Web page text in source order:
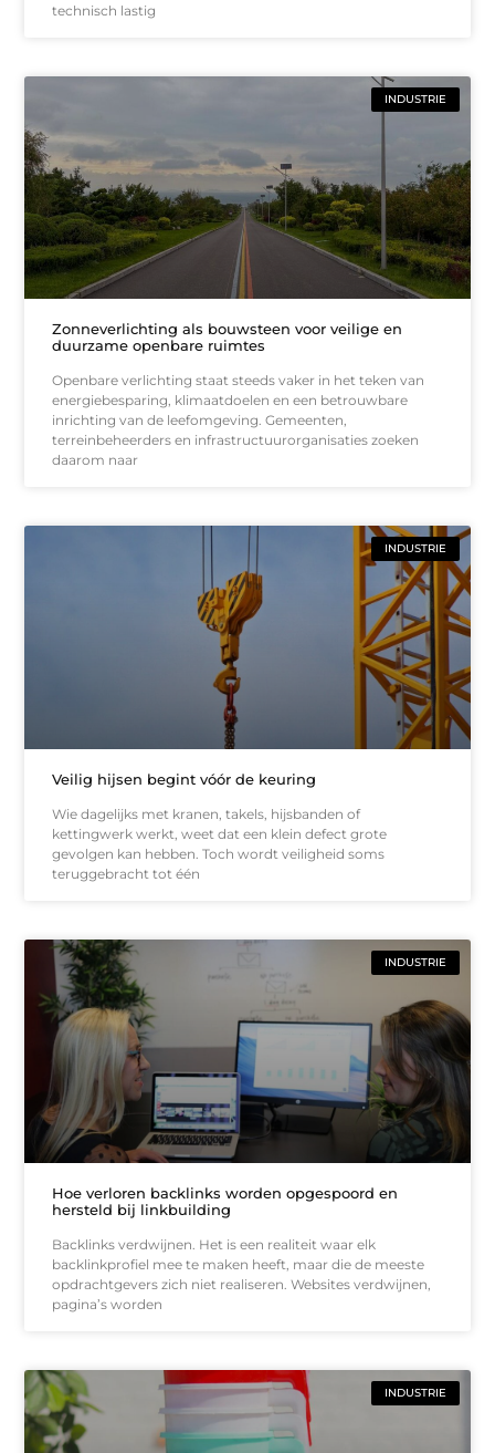
technisch lastig
INDUSTRIE
Zonneverlichting als bouwsteen voor veilige en
duurzame openbare ruimtes
Openbare verlichting staat steeds vaker in het teken van
energiebesparing, klimaatdoelen en een betrouwbare
inrichting van de leefomgeving. Gemeenten,
terreinbeheerders en infrastructuurorganisaties zoeken
daarom naar
INDUSTRIE
Veilig hijsen begint vóór de keuring
Wie dagelijks met kranen, takels, hijsbanden of
kettingwerk werkt, weet dat een klein defect grote
gevolgen kan hebben. Toch wordt veiligheid soms
teruggebracht tot één
INDUSTRIE
Hoe verloren backlinks worden opgespoord en
hersteld bij linkbuilding
Backlinks verdwijnen. Het is een realiteit waar elk
backlinkprofiel mee te maken heeft, maar die de meeste
opdrachtgevers zich niet realiseren. Websites verdwijnen,
pagina’s worden
INDUSTRIE